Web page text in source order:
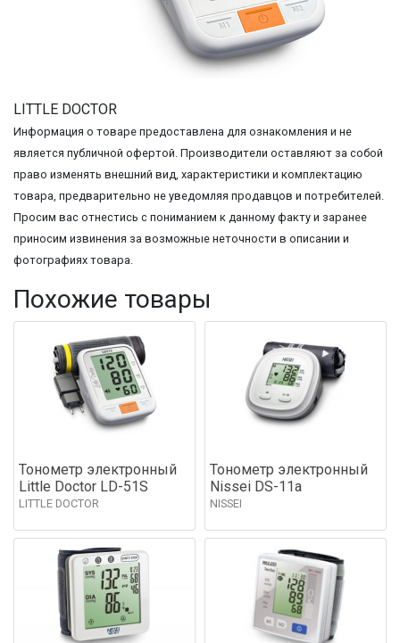
LITTLE DOCTOR
Информация о товаре предоставлена для ознакомления и не
является публичной офертой. Производители оставляют за собой
право изменять внешний вид, характеристики и комплектацию
товара, предварительно не уведомляя продавцов и потребителей.
Просим вас отнестись с пониманием к данному факту и заранее
приносим извинения за возможные неточности в описании и
фотографиях товара.
Похожие товары
Тонометр электронный
Little Doctor LD-51S
LITTLE DOCTOR
Тонометр электронный
Nissei DS-11a
NISSEI